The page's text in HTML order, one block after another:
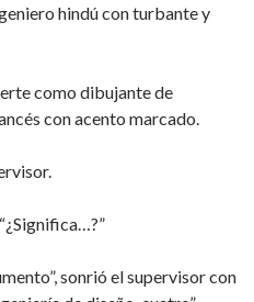
hindú con turbante y
como dibujante de
con acento marcado.
sonrió el supervisor con